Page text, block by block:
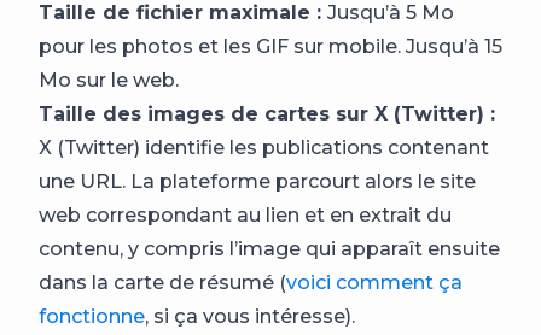
Taille de fichier maximale : Jusqu’à 5 Mo
pour les photos et les GIF sur mobile. Jusqu’à 15
Mo sur le web.
Taille des images de cartes sur X (Twitter) :
X (Twitter) identifie les publications contenant
une URL. La plateforme parcourt alors le site
web correspondant au lien et en extrait du
contenu, y compris l’image qui apparaît ensuite
dans la carte de résumé (voici comment ça
fonctionne, si ça vous intéresse).